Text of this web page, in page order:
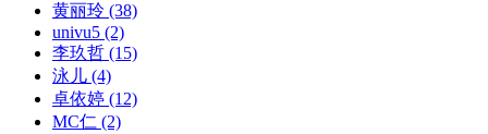
黄丽玲 (38)
univu5 (2)
李玖哲 (15)
泳儿 (4)
卓依婷 (12)
MC仁 (2)